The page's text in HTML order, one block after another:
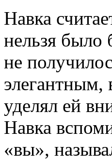
Навка
нельзя было
не
элегантным,
уделял ей
Навка
«вы»,